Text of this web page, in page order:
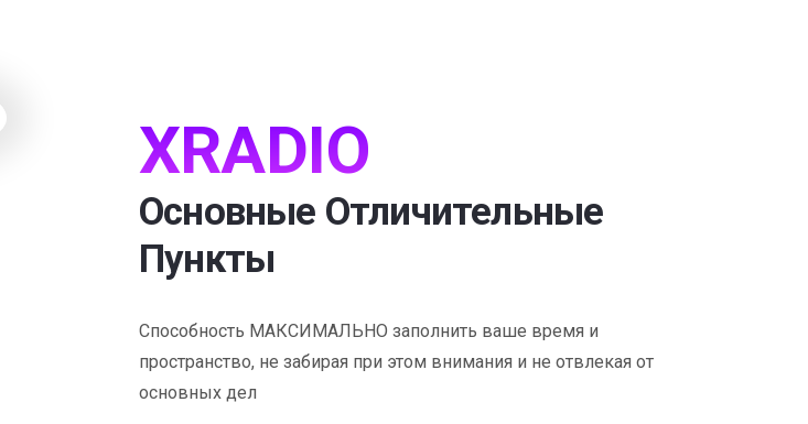
XRADIO
Основные Отличительные
Пункты
Способность МАКСИМАЛЬНО заполнить ваше время и
пространство, не забирая при этом внимания и не отвлекая от
основных дел